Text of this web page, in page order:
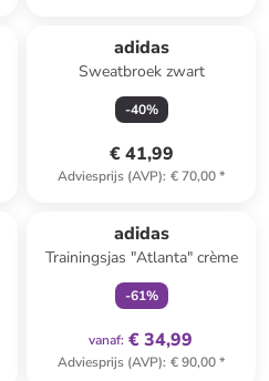
adidas
Sweatbroek zwart
-40%
€ 41,99
Adviesprijs (AVP): € 70,00*
adidas
Trainingsjas "Atlanta" crème
-61%
vanaf: € 34,99
Adviesprijs (AVP): € 90,00*